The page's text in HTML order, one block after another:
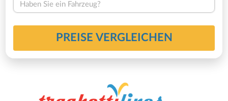
Haben Sie ein Fahrzeug?
PREISE VERGLEICHEN
René